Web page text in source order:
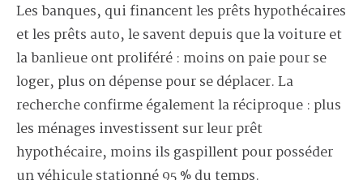
Les banques, qui financent les prêts hypothécaires
et les prêts auto, le savent depuis que la voiture et
la banlieue ont proliféré : moins on paie pour se
loger, plus on dépense pour se déplacer. La
recherche confirme également la réciproque : plus
les ménages investissent sur leur prêt
hypothécaire, moins ils gaspillent pour posséder